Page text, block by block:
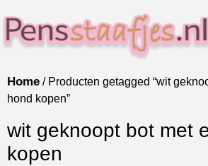
Home / Producten getagged “wit
hond kopen”
wit geknoopt bot met
kopen